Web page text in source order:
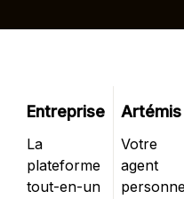
Entreprise
La
plateforme
tout-en-un
Artémis
Votre
agent